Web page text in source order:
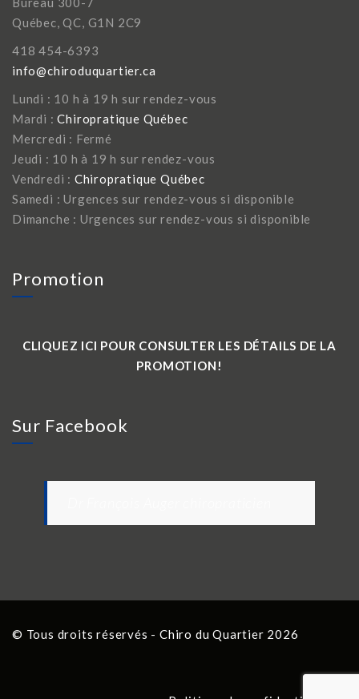
Québec, QC, G1N 2C9
418 454-6393
info@chiroduquartier.ca
Lundi : 10 h à 19 h sur rendez-vous
Mardi :Chiropratique Québec
Mercredi : Fermé
Jeudi : 10 h à 19 h sur rendez-vous
Vendredi : Chiropratique Québec
Samedi : Urgences sur rendez-vous si disponible
Dimanche : Urgences sur rendez-vous si disponible
Promotion
CLIQUEZ ICI POUR CONSULTER LES DÉTAILS DE LA
PROMOTION!
Sur Facebook
© Tous droits réservés - Chiro du Quartier 2026